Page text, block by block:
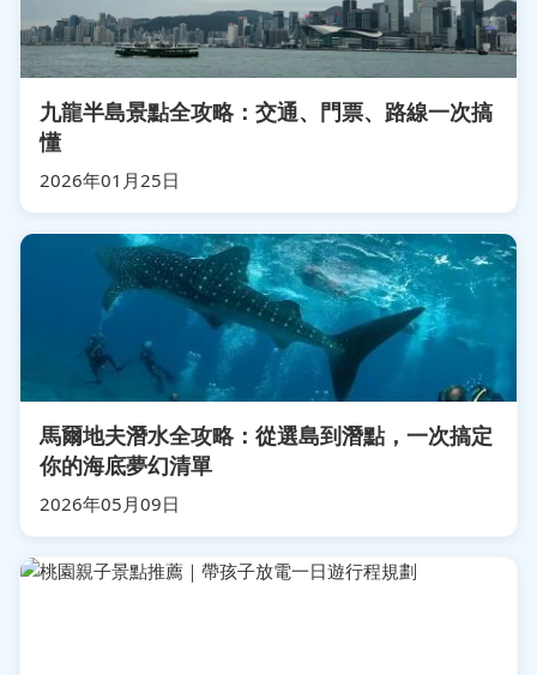
九龍半島景點全攻略：交通、門票、路線一次搞
懂
2026年01月25日
馬爾地夫潛水全攻略：從選島到潛點，一次搞定
你的海底夢幻清單
2026年05月09日